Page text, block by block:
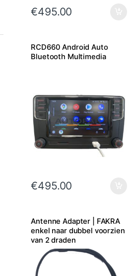
€495.00
RCD660 Android Auto
Bluetooth Multimedia
€495.00
Antenne Adapter | FAKRA
enkel naar dubbel voorzien
van 2 draden